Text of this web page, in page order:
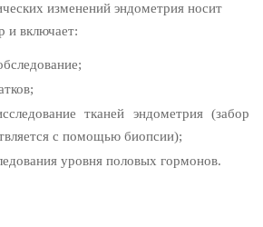
изменений эндометрия носит
и включает:
тканей эндометрия (забор
с помощью биопсии);
уровня половых гормонов.